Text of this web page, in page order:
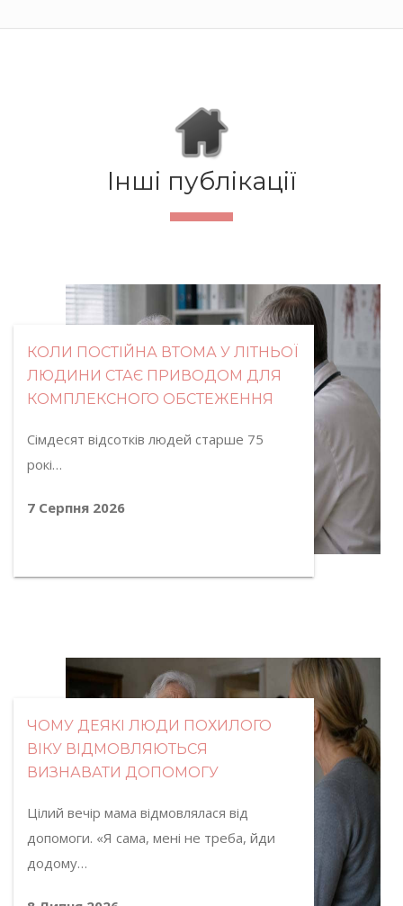
Інші публікації
КОЛИ ПОСТІЙНА ВТОМА У ЛІТНЬОЇ
ЛЮДИНИ СТАЄ ПРИВОДОМ ДЛЯ
КОМПЛЕКСНОГО ОБСТЕЖЕННЯ
Сімдесят відсотків людей старше 75
рокі…
7 Серпня 2026
ЧОМУ ДЕЯКІ ЛЮДИ ПОХИЛОГО
ВІКУ ВІДМОВЛЯЮТЬСЯ
ВИЗНАВАТИ ДОПОМОГУ
Цілий вечір мама відмовлялася від
допомоги. «Я сама, мені не треба, йди
додому…